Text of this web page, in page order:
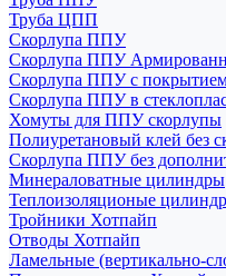
Труба ЦПП
Скорлупа ППУ
Скорлупа ППУ
Скорлупа ППУ с
Скорлупа ППУ в
Хомуты для ППУ скорлупы
Полиуретановый клей без
Скорлупа ППУ без
Минераловатные цилиндры
Теплоизоляционые
Тройники Хотпайп
Отводы Хотпайп
Ламельные (вертикально-